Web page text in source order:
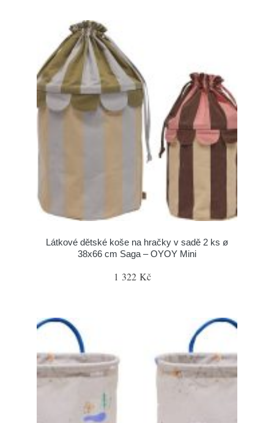
Látkové dětské koše na hračky v sadě 2 ks ø
38x66 cm Saga – OYOY Mini
1 322 Kč